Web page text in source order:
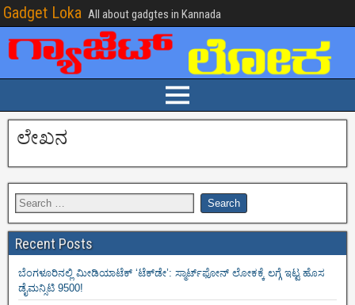
Gadget Loka All about gadgtes in Kannada
ಲೇಖನ
Recent Posts
ಬೆಂಗಳೂರಿನಲ್ಲಿ ಮೀಡಿಯಾಟೆಕ್‌ ‘ಟೆಕ್‌ಡೇ’: ಸ್ಮಾರ್ಟ್‌ಫೋನ್ ಲೋಕಕ್ಕೆ ಲಗ್ಗೆ ಇಟ್ಟ ಹೊಸ
ಡೈಮನ್ಸಿಟಿ 9500!